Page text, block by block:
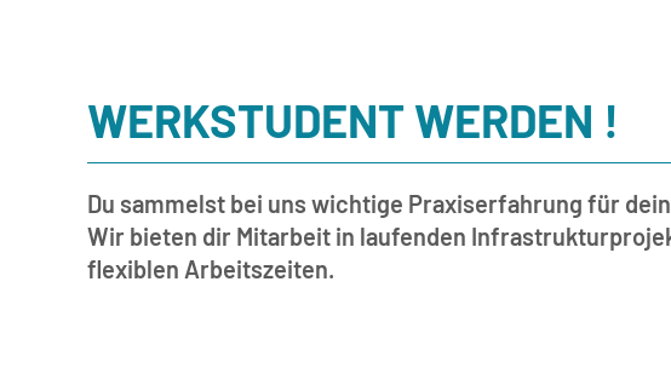
WERKSTUDENT WERDEN !
Du sammelst bei uns wichtige Praxiserfahrung für
Wir bieten dir Mitarbeit in laufenden
flexiblen Arbeitszeiten.